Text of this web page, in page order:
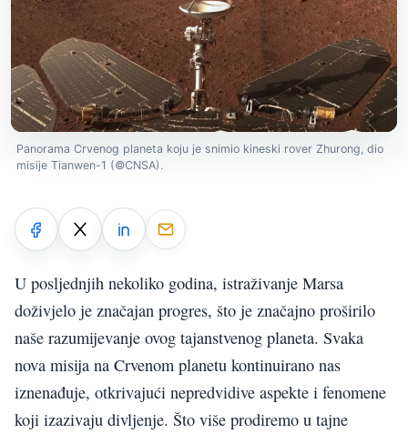
Panorama Crvenog planeta koju je snimio kineski rover Zhurong, dio
misije Tianwen-1 (©CNSA).
U posljednjih nekoliko godina, istraživanje Marsa
doživjelo je značajan progres, što je značajno proširilo
naše razumijevanje ovog tajanstvenog planeta. Svaka
nova misija na Crvenom planetu kontinuirano nas
iznenađuje, otkrivajući nepredvidive aspekte i fenomene
koji izazivaju divljenje. Što više prodiremo u tajne